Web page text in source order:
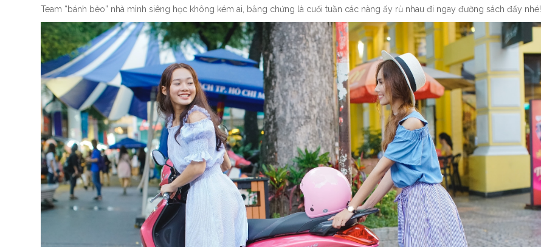
Team “bánh bèo” nhà mình siêng học không kém ai, bằng chứng là cuối tuần các nàng ấy rủ nhau đi ngay đường sách đấy nhé!